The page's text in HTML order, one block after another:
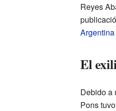
Reyes
Argentina
El
Debido a
Pons